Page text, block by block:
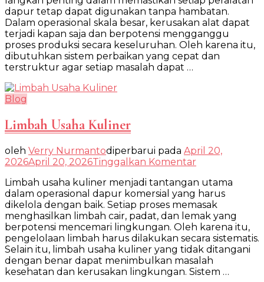
Cepat
dapur tetap dapat digunakan tanpa hambatan.
Dalam operasional skala besar, kerusakan alat dapat
terjadi kapan saja dan berpotensi mengganggu
proses produksi secara keseluruhan. Oleh karena itu,
dibutuhkan sistem perbaikan yang cepat dan
terstruktur agar setiap masalah dapat …
Blog
Limbah Usaha Kuliner
oleh Verry Nurmantodiperbarui pada April 20,
2026April 20, 2026Tinggalkan Komentar
Usaha
Kuliner
Limbah usaha kuliner menjadi tantangan utama
dalam operasional dapur komersial yang harus
dikelola dengan baik. Setiap proses memasak
menghasilkan limbah cair, padat, dan lemak yang
berpotensi mencemari lingkungan. Oleh karena itu,
pengelolaan limbah harus dilakukan secara sistematis.
Selain itu, limbah usaha kuliner yang tidak ditangani
dengan benar dapat menimbulkan masalah
kesehatan dan kerusakan lingkungan. Sistem …